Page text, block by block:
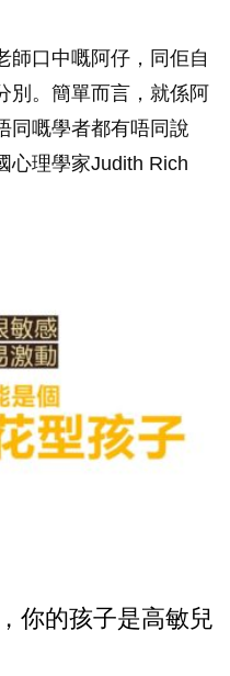
師口中嘅阿仔，同佢自
別。簡單而言，就係阿
同嘅學者都有唔同說
心理學家Judith Rich
你的孩子是高敏兒